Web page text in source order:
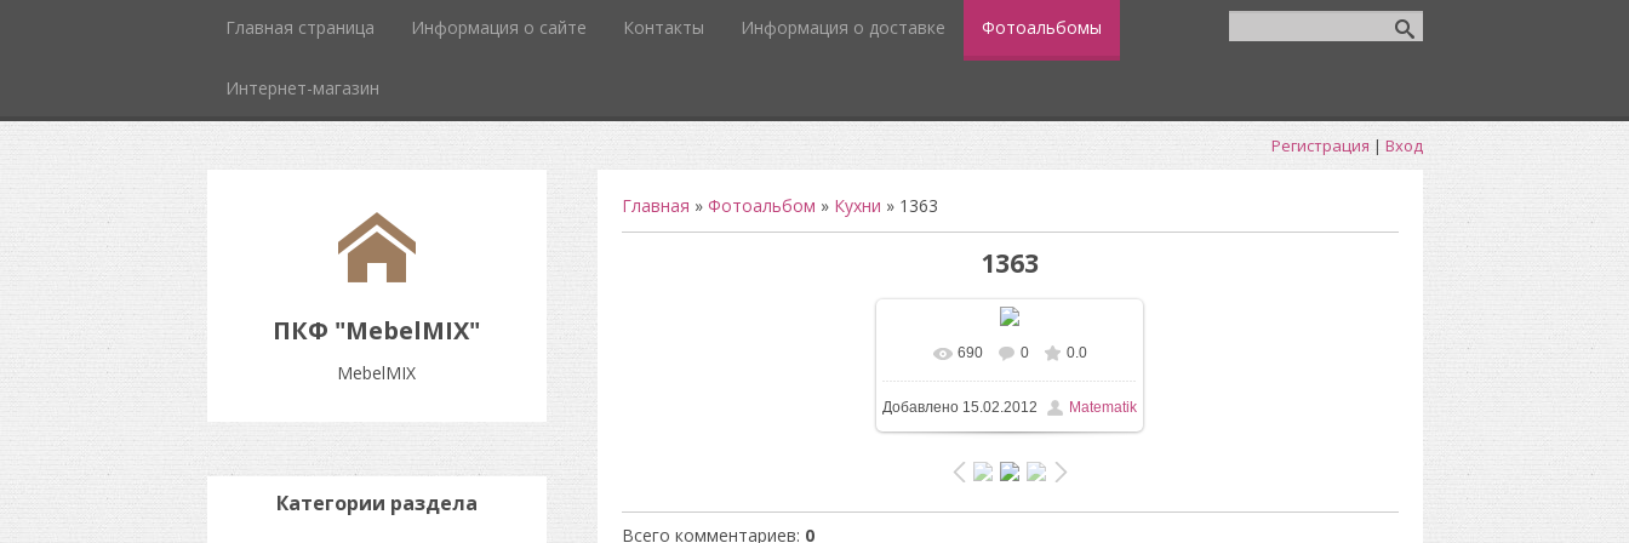
Главная страница Информация о сайте Контакты Информация о доставке Фотоальбомы
Интернет-магазин
Регистрация | Вход
ПКФ "MebelMIX"
MebelMIX
Главная » Фотоальбом » Кухни » 1363
1363
690 0 0.0
Добавлено 15.02.2012 Matematik
Всего комментариев: 0
Категории раздела